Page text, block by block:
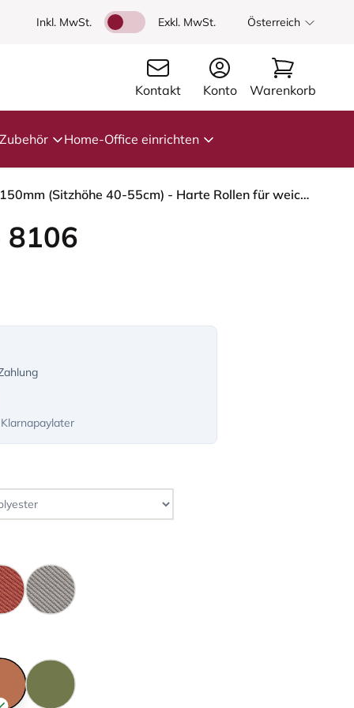
Inkl. MwSt. Exkl. MwSt. Österreich
Kontakt Konto Warenkorb
Zubehör Home-Office einrichten
HÅG Capisco 8106 - Oceanic (Camira) - Recyceltes Polyester - OCI011 - Light blue - Blush Rose - 150mm (Sitzhöhe 40-55cm) - Harte Rollen für weiche Böden
8106